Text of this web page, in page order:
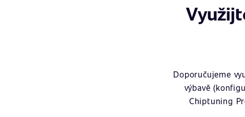
Doporučujeme
výbavě
Chiptuning